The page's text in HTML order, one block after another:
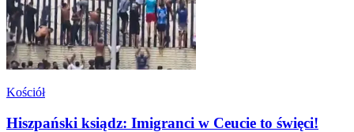
Kościół
Hiszpański ksiądz: Imigranci w Ceucie to święci!